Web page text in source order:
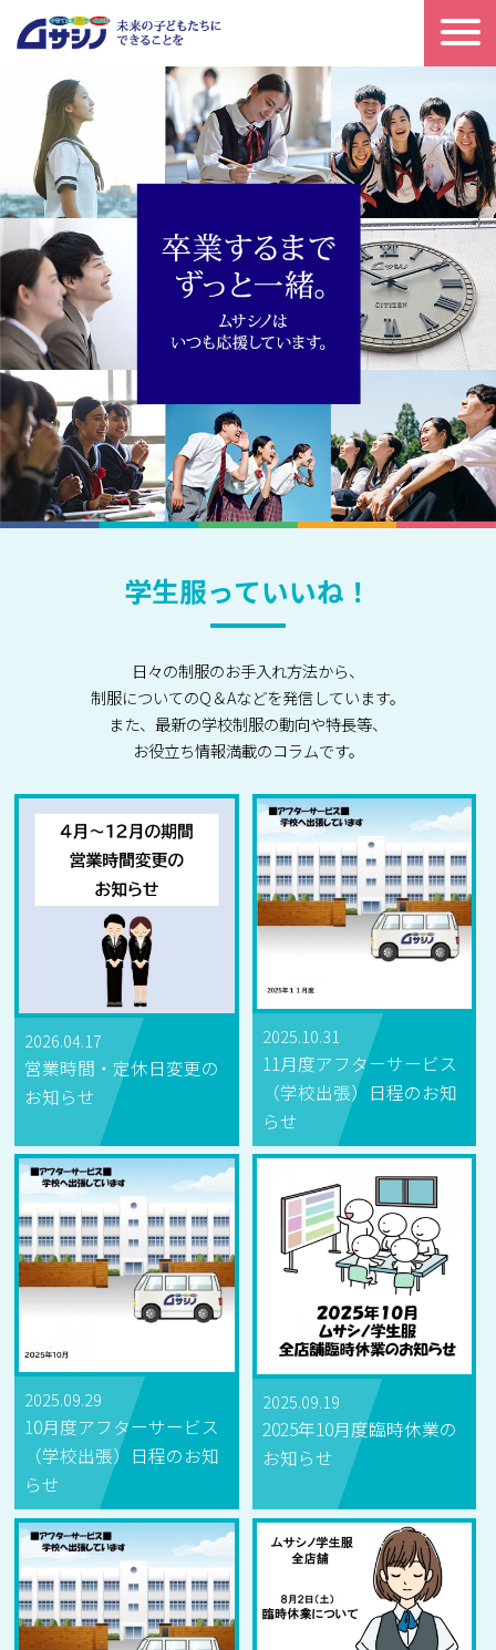
学生服っていいね！
日々の制服のお手入れ方法から、
制服についてのQ＆Aなどを発信しています。
また、最新の学校制服の動向や特長等、
お役立ち情報満載のコラムです。
2026.04.17
営業時間・定休日変更の
お知らせ
2025.10.31
11月度アフターサービス
（学校出張）日程のお知
らせ
2025.09.29
10月度アフターサービス
（学校出張）日程のお知
らせ
2025.09.19
2025年10月度臨時休業の
お知らせ